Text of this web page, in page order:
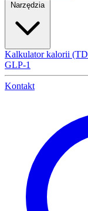
Narzędzia
Kalkulator kalorii
GLP-1
Kontakt